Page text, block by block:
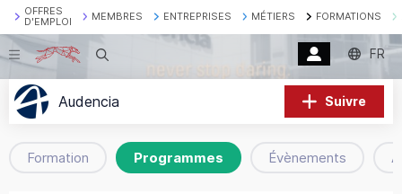
OFFRES
D'EMPLOI
MEMBRES ENTREPRISES MÉTIERS FORMATIONS
Recherche FR
Audencia Suivre
Formation Programmes Évènements